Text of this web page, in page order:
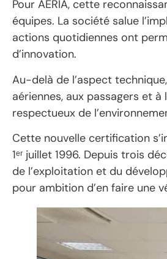
Pour AERIA, cette
équipes. La société salue
actions quotidiennes ont
d’innovation.
Au-delà de l’aspect
aériennes, aux passagers et
respectueux de
Cette nouvelle certification
1ᵉʳ juillet 1996. Depuis trois
de l’exploitation et du
pour ambition d’en faire une